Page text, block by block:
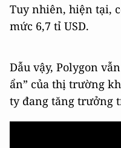
Tuy nhiên, hiện tại,
mức 6,7 tỉ USD.
Dẫu vậy, Polygon
ẩn” của thị trường
ty đang tăng trưởng